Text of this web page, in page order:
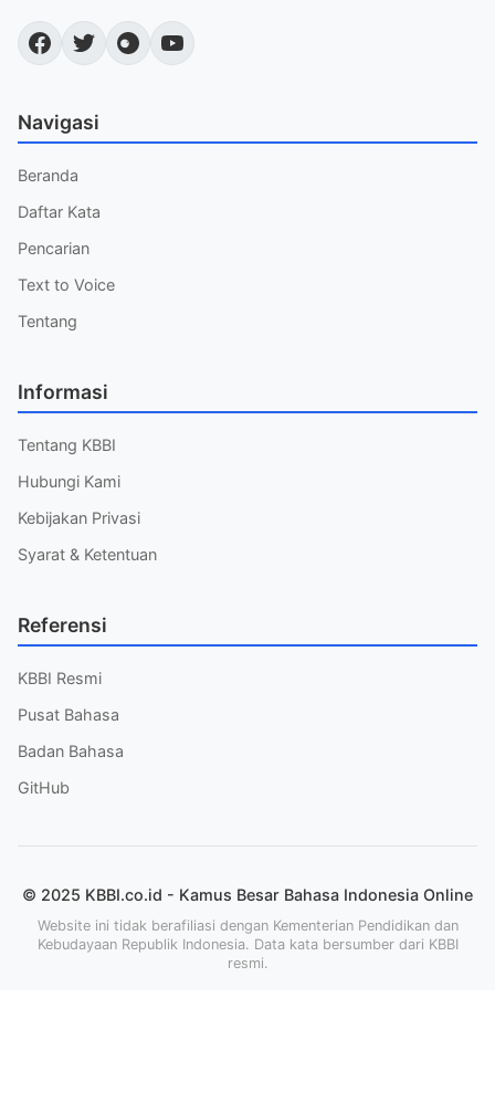
Navigasi
Beranda
Daftar Kata
Pencarian
Text to Voice
Tentang
Informasi
Tentang KBBI
Hubungi Kami
Kebijakan Privasi
Syarat & Ketentuan
Referensi
KBBI Resmi
Pusat Bahasa
Badan Bahasa
GitHub
© 2025 KBBI.co.id - Kamus Besar Bahasa Indonesia Online
Website ini tidak berafiliasi dengan Kementerian Pendidikan dan
Kebudayaan Republik Indonesia. Data kata bersumber dari KBBI
resmi.